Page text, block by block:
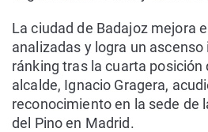
La ciudad de Badajoz mejora
analizadas y logra un ascenso
ránking tras la cuarta posición
alcalde, Ignacio Gragera,
reconocimiento en la sede de
del Pino en Madrid.